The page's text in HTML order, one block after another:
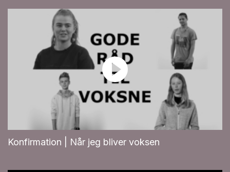
Konfirmation | Når jeg bliver voksen